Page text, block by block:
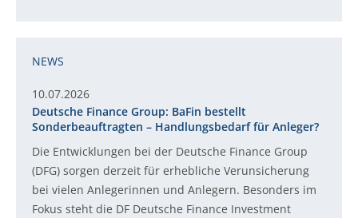
NEWS
10.07.2026
Deutsche Finance Group: BaFin bestellt
Sonderbeauftragten – Handlungsbedarf für Anleger?
Die Entwicklungen bei der Deutsche Finance Group
(DFG) sorgen derzeit für erhebliche Verunsicherung
bei vielen Anlegerinnen und Anlegern. Besonders im
Fokus steht die DF Deutsche Finance Investment